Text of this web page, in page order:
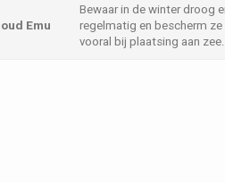
Emu
Bewaar in de winter droog
regelmatig en bescherm
vooral bij plaatsing aan zee.